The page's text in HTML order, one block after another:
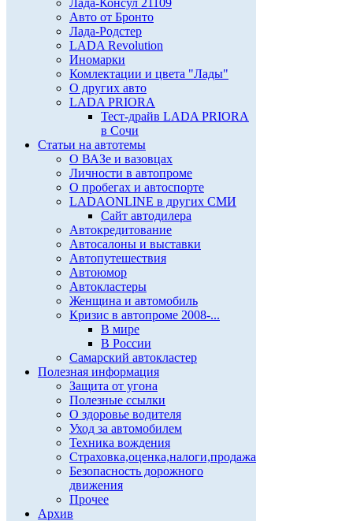
Лада-Консул 21109
Авто от Бронто
Лада-Родстер
LADA Revolution
Иномарки
Комлектации и цвета "Лады"
О других авто
LADA PRIORA
Тест-драйв LADA PRIORA
в Сочи
Статьи на автотемы
О ВАЗе и вазовцах
Личности в автопроме
О пробегах и автоспорте
LADAONLINE в других СМИ
Сайт автодилера
Автокредитование
Автосалоны и выставки
Автопутешествия
Автоюмор
Автокластеры
Женщина и автомобиль
Кризис в автопроме 2008-...
В мире
В России
Самарский автокластер
Полезная информация
Защита от угона
Полезные ссылки
О здоровье водителя
Уход за автомобилем
Техника вождения
Страховка,оценка,налоги,продажа
Безопасность дорожного
движения
Прочее
Архив